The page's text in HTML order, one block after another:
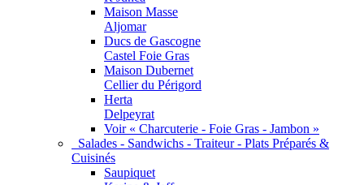
Maison Masse
Aljomar
Ducs de Gascogne
Castel Foie Gras
Maison Dubernet
Cellier du Périgord
Herta
Delpeyrat
Voir « Charcuterie - Foie Gras - Jambon »
Salades - Sandwichs - Traiteur - Plats Préparés &
Cuisinés
Saupiquet